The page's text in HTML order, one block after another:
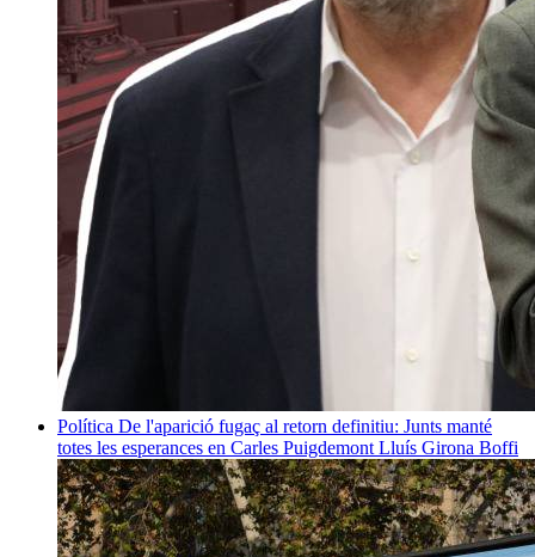
Política De l'aparició fugaç al retorn definitiu: Junts manté
totes les esperances en Carles Puigdemont Lluís Girona Boffi